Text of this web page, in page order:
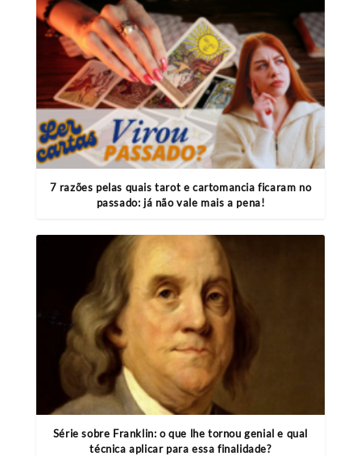
7 razões pelas quais tarot e cartomancia ficaram no
passado: já não vale mais a pena!
Série sobre Franklin: o que lhe tornou genial e qual
técnica aplicar para essa finalidade?